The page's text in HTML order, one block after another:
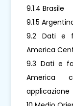
9.1.4 Brasile
9.1.5
9.2 Dati e
America
9.3 Dati e
America
applicazione